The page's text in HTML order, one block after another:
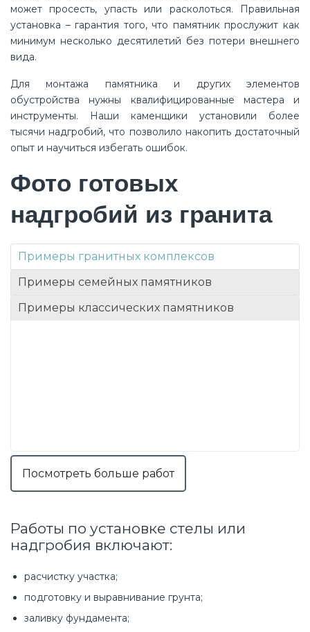
может просесть, упасть или расколоться. Правильная
установка – гарантия того, что памятник прослужит как
минимум несколько десятилетий без потери внешнего
вида.
Для монтажа памятника и других элементов
обустройства нужны квалифицированные мастера и
инструменты. Наши каменщики установили более
тысячи надгробий, что позволило накопить достаточный
опыт и научиться избегать ошибок.
Фото готовых
надгробий из гранита
Примеры гранитных комплексов
Примеры семейных памятников
Примеры классических памятников
Посмотреть больше работ
Работы по установке стелы или
надгробия включают:
расчистку участка;
подготовку и выравнивание грунта;
заливку фундамента;